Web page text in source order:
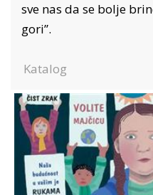
sve nas da se bolje
gori’’.
Katalog